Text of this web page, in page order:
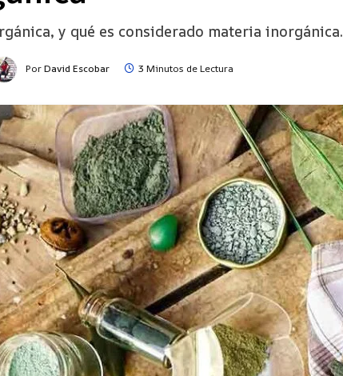
y qué es considerado materia inorgánica.
PorDavid Escobar 3 Minutos de Lectura